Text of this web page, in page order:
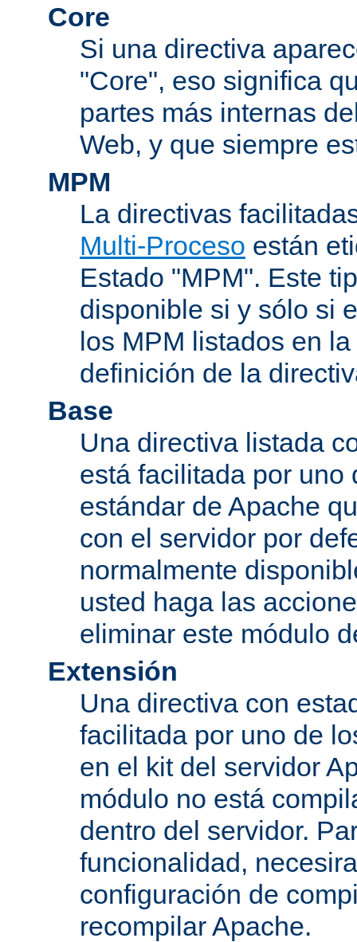
Core
Si una directiva
"Core", eso significa
partes más internas
Web, y que siempre
MPM
La directivas
Multi-Proceso están
Estado "MPM". Este
disponible si y sólo si
los MPM listados en
definición de la
Base
Una directiva listada
está facilitada por uno
estándar de Apache
con el servidor por
normalmente
usted haga las
eliminar este módulo
Extensión
Una directiva con
facilitada por uno de
en el kit del servidor
módulo no está
dentro del servidor.
funcionalidad,
configuración de
recompilar Apache.